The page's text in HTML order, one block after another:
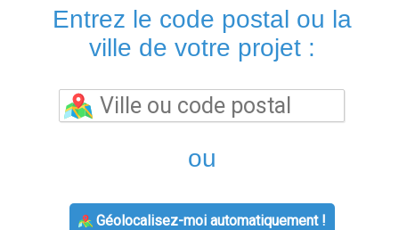
Entrez le code postal ou la
ville de votre projet :
ou
Géolocalisez-moi automatiquement !